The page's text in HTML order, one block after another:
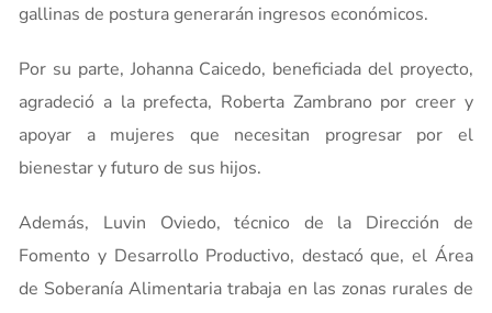
gallinas de postura generarán ingresos económicos.
Por su parte, Johanna Caicedo, beneficiada del proyecto,
agradeció a la prefecta, Roberta Zambrano por creer y
apoyar a mujeres que necesitan progresar por el
bienestar y futuro de sus hijos.
Además, Luvin Oviedo, técnico de la Dirección de
Fomento y Desarrollo Productivo, destacó que, el Área
de Soberanía Alimentaria trabaja en las zonas rurales de